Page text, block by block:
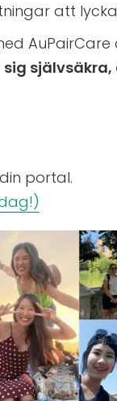
att
AuPairCare
sig
portal.